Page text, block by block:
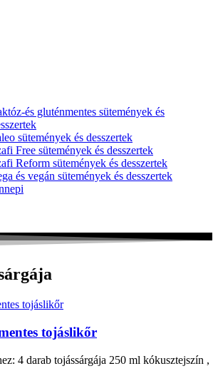
és gluténmentes sütemények és
sütemények és desszertek
Free sütemények és desszertek
Reform sütemények és desszertek
és vegán sütemények és desszertek
tojáslikőr
4 darab tojássárgája 250 ml kókusztejszín ,